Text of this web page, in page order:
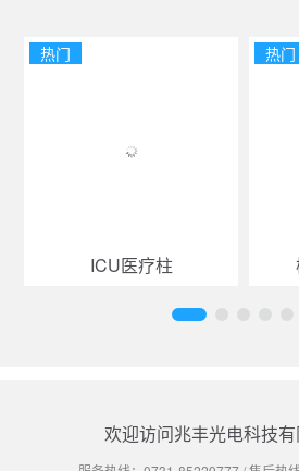
热门
ICU医疗柱
热门
欢迎访问兆丰光电科技